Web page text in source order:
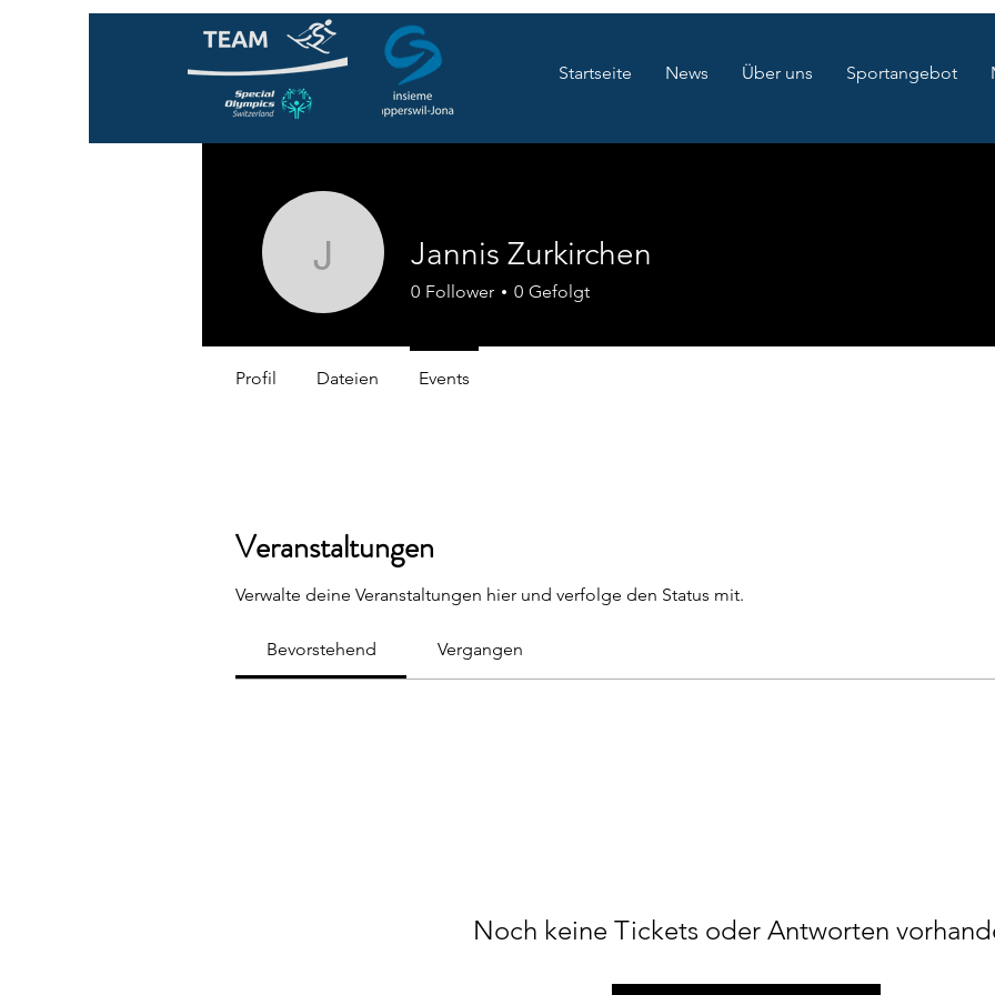
Startseite News Über uns Sportangebot
Veranstaltungen
Verwalte deine Veranstaltungen hier und verfolge den Status mit.
Bevorstehend Vergangen
Noch keine Tickets oder Antworten
Jannis Zurkirchen
Jannis Zurkirchen
0 Follower 0 Gefolgt
Profil Dateien Events